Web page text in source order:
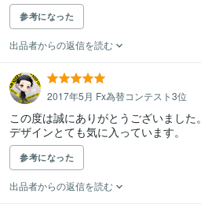
参考になった
出品者からの返信を読む
2017年5月 Fx為替コンテスト3位
この度は誠にありがとうございました。
デザインとても気に入っています。
参考になった
出品者からの返信を読む